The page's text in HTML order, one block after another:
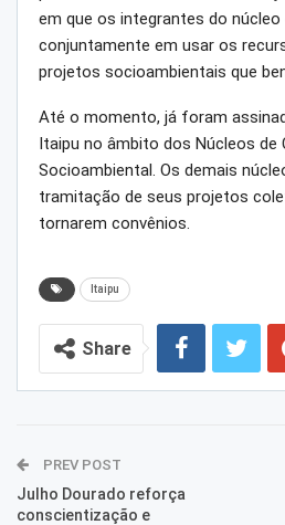
em que os integrantes do núcleo
conjuntamente em usar os
projetos socioambientais que
Até o momento, já foram
Itaipu no âmbito dos Núcleos de
Socioambiental. Os demais
tramitação de seus projetos
tornarem convênios.
Itaipu
Share
PREV POST
Julho Dourado reforça
conscientização e